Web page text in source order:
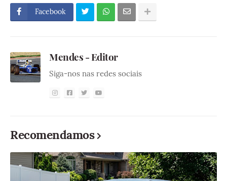
Facebook
Mendes - Editor
Siga-nos nas redes sociais
Recomendamos